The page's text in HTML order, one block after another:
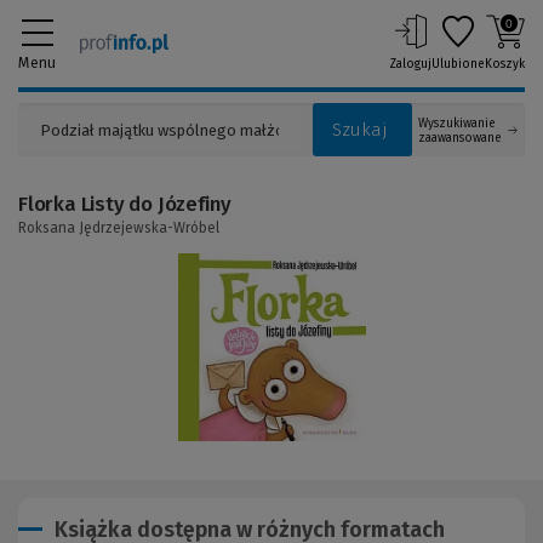
Menu
Szukaj
Wyszukiwanie
zaawansowane
ZalogujUlubione
0
Koszyk
strony)
Florka Listy do Józefiny
Roksana Jędrzejewska-Wróbel
Książka dostępna w różnych formatach